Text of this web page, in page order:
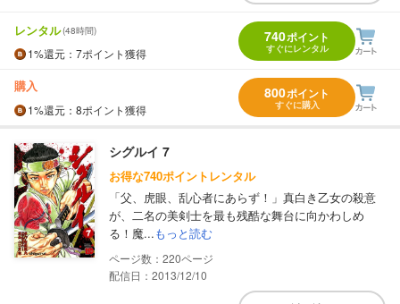
レンタル(48時間)
1%還元 ：7ポイント獲得
740ポイント
すぐにレンタル
購入
1%還元 ：8ポイント獲得
800ポイント
すぐに購入
シグルイ 7
お得な740ポイントレンタル
「父、虎眼、乱心者にあらず！」真白き乙女の殺意
が、二名の美剣士を最も残酷な舞台に向かわしめ
る！魔...もっと読む
220
配信日：2013/12/10